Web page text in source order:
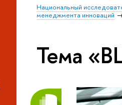
Национальный
менеджмента инноваций
Тема